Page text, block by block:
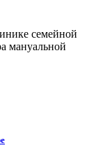
семейной
мануальной